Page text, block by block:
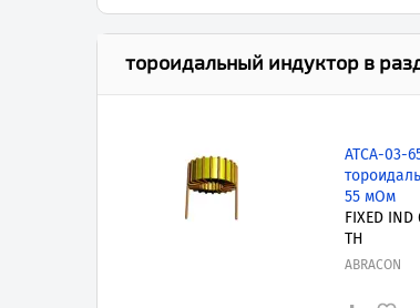
тороидальный индуктор в
ATCA-03-
55 мОм
FIXED
TH
ABRACON